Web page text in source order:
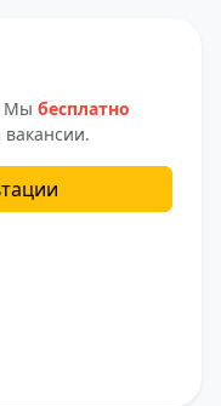
Мы бесплатно